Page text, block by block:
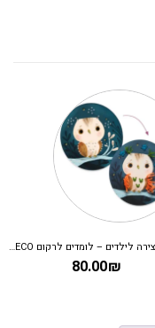
ערכת יצירה לילדים – לומדים לרקום DJECO
80.00₪